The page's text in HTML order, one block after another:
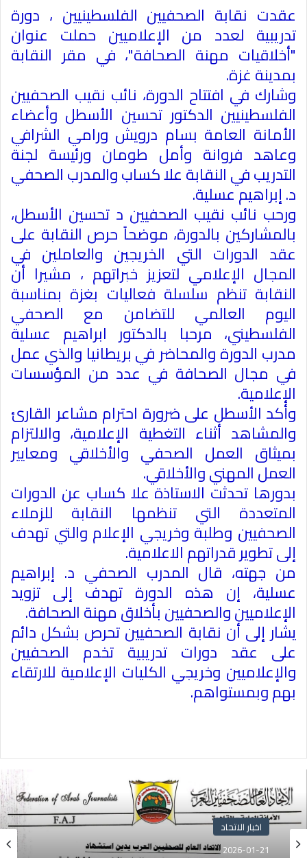
عقدت نقابة الصحفيين الفلسطينيين ، دورة
تدريبية لعدد من الإعلاميين حملت عنوان
"أخلاقيات مهنة الصحافة"، في مقر النقابة
بمدينة غزة.
وشارك في افتتاح الدورة، نائب نقيب الصحفيين
الفلسطينيين الدكتور تحسين الأسطل وأعضاء
الأمانة العامة بسام درويش ورامي الشرافي
وعاهد فروانة وأمل طومان ورئيسة لجنة
التدريب في النقابة علا كساب والمدرب الصحفي
د. إبراهيم عسلية.
ورحب نائب نقيب الصحفيين د تحسين الأسطل،
بالمشاركين بالدورة، موضحاً حرص النقابة على
عقد الدورات التي الخريجين والعاملين في
المجال الإعلامي لتعزيز خبراتهم ، مشيرا أن
النقابة تنظم سلسلة فعاليات بغزة بمناسبة
اليوم العالمي للتضامن مع الصحفي
الفلسطيني، مرحبا بالدكتور ابراهيم عسلية
مدرب الدورة والمحاضر في بريطانيا والذي عمل
في مجال الصحافة في عدد من المؤسسات
الإعلامية.
وأكد الأسطل على ضرورة احترام مشاعر القارئ
والمشاهد أثناء التغطية الإعلامية، والالتزام
بميثاق العمل الصحفي والأخلاقي ومعايير
العمل المهني والأخلاقي.
بدورها تحدثت الاستاذة علا كساب عن الدورات
المتعددة التي تنظمها النقابة للزملاء
الصحفيين وطلبة وخريجي الإعلام والتي تهدف
إلى تطوير قدراتهم الاعلامية.
من جهته، قال المدرب الصحفي د. إبراهيم
عسلية، إن هذه الدورة تهدف إلى تزويد
الإعلاميين والصحفيين بأخلاق مهنة الصحافة.
يشار إلى أن نقابة الصحفيين تحرص بشكل دائم
على عقد دورات تدريبية تخدم الصحفيين
والإعلاميين وخريجي الكليات الإعلامية للارتقاء
بهم وبمستواهم.
اخبار الاتحاد
2026-01-21